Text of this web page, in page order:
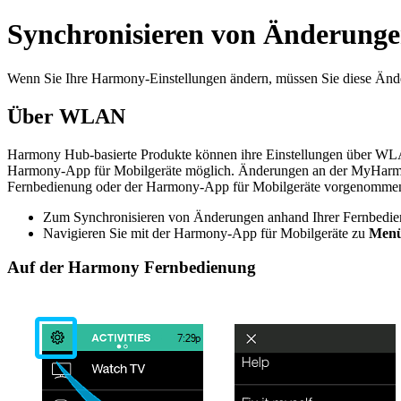
Synchronisieren von
Wenn Sie Ihre Harmony-Einstellungen ändern, müssen Sie diese
Über WLAN
Harmony Hub-basierte Produkte können ihre Einstellungen über
Harmony-App für Mobilgeräte möglich. Änderungen an der
Fernbedienung oder der Harmony-App für Mobilgeräte
Zum Synchronisieren von Änderungen anhand Ihrer
Navigieren Sie mit der Harmony-App für Mobilgeräte zu
Auf der Harmony Fernbedienung